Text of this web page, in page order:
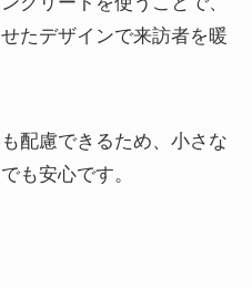
たデザインで来訪者を暖
配慮できるため、小さな
も安心です。